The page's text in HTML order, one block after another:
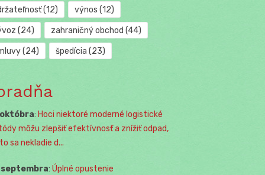
(12) výnos (12)
(24) zahraničný obchod (44)
(24) špedícia (23)
: Hoci niektoré moderné logistické
môžu zlepšiť efektívnosť a znížiť odpad,
sa nekladie d...
septembra: Úplné opustenie